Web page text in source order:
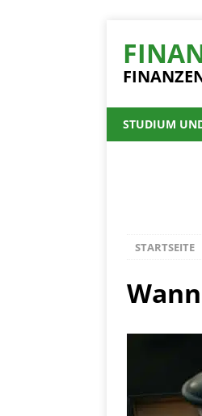
STUDIUM
STARTSEITE